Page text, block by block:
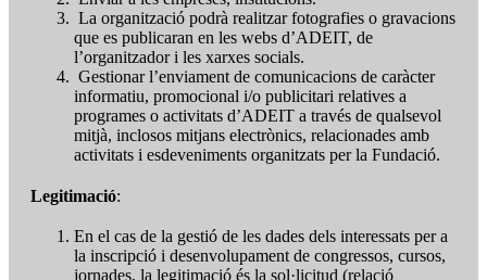
La organització podrà realitzar fotografies o gravacions
que es publicaran en les webs d’ADEIT, de
l’organitzador i les xarxes socials.
Gestionar l’enviament de comunicacions de caràcter
informatiu, promocional i/o publicitari relatives a
programes o activitats d’ADEIT a través de qualsevol
mitjà, inclosos mitjans electrònics, relacionades amb
activitats i esdeveniments organitzats per la Fundació.
Legitimació:
En el cas de la gestió de les dades dels interessats per a
la inscripció i desenvolupament de congressos, cursos,
jornades, la legitimació és la sol·licitud (relació